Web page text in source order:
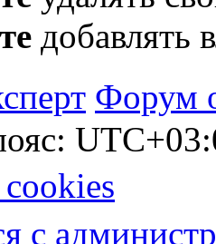
добавлять
Форум
с